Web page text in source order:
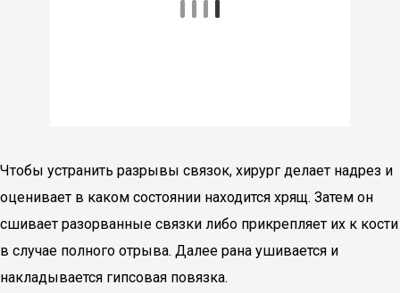
Чтобы устранить разрывы связок, хирург делает надрез и
оценивает в каком состоянии находится хрящ. Затем он
сшивает разорванные связки либо прикрепляет их к кости
в случае полного отрыва. Далее рана ушивается и
накладывается гипсовая повязка.